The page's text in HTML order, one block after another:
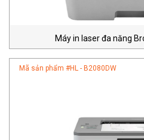
Máy in laser đa năng
Mã sản phẩm #HL - B2080DW